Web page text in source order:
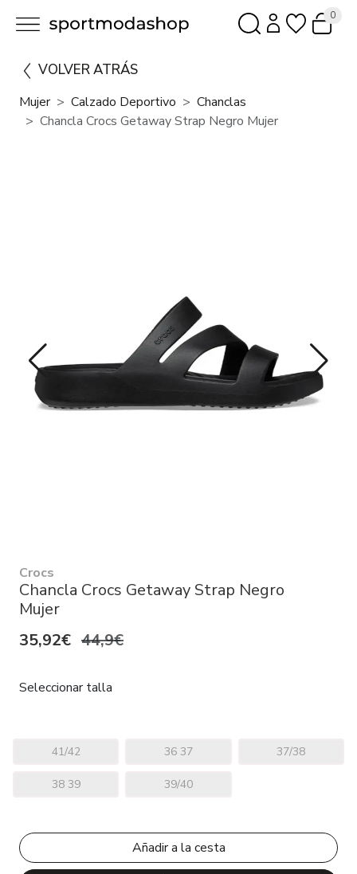
0
VOLVER ATRÁS
Mujer Calzado Deportivo
Chanclas
Chancla Crocs Getaway Strap Negro Mujer
Crocs
Chancla Crocs Getaway Strap Negro
Mujer
35,92€ 44,9€
Seleccionar talla
41/42 36 37 37/38
38 39 39/40